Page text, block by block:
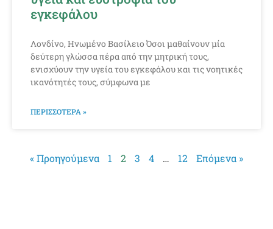
εγκεφάλου
Λονδίνο, Ηνωμένο Βασίλειο Όσοι μαθαίνουν μία
δεύτερη γλώσσα πέρα από την μητρική τους,
ενισχύουν την υγεία του εγκεφάλου και τις νοητικές
ικανότητές τους, σύμφωνα με
ΠΕΡΙΣΣΟΤΕΡΑ »
« Προηγούμενα 1 2 3 4 … 12 Επόμενα »